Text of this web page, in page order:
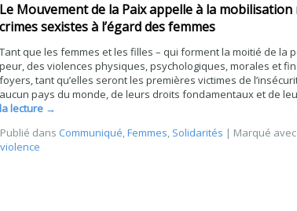
Le Mouvement de la Paix appelle à la
crimes sexistes à l’égard des femmes
Tant que les femmes et les filles – qui forment la moitié de la
peur, des violences physiques, psychologiques, morales et
foyers, tant qu’elles seront les premières victimes de
aucun pays du monde, de leurs droits fondamentaux et de
la lecture →
Publié dans Communiqué,Femmes, Solidarités | Marqué avec
violence